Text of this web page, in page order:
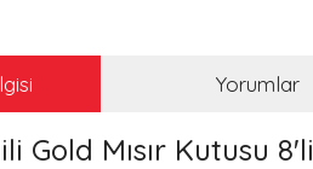
Yorumlar
Gold Mısır Kutusu 8'li